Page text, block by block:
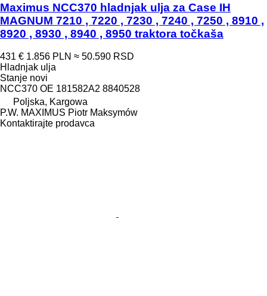
Maximus NCC370 hladnjak ulja za Case IH
MAGNUM 7210 , 7220 , 7230 , 7240 , 7250 , 8910 ,
8920 , 8930 , 8940 , 8950 traktora točkaša
431 € 1.856 PLN ≈ 50.590 RSD
Hladnjak ulja
Stanje novi
NCC370 OE 181582A2 8840528
Poljska, Kargowa
P.W. MAXIMUS Piotr Maksymów
Kontaktirajte prodavca